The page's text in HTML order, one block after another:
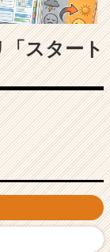
スタート